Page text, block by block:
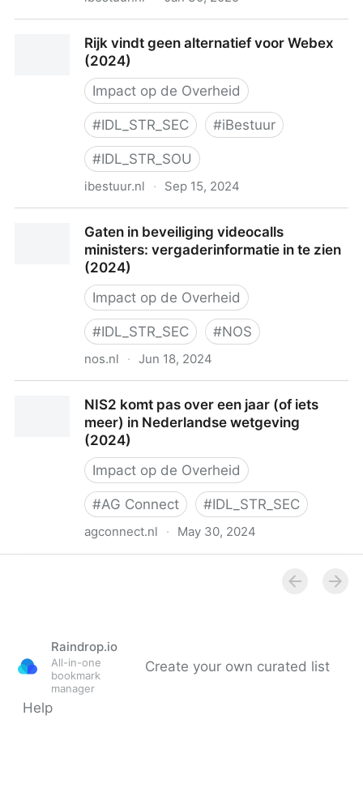
Centric (2025)Rijk vindt geen alternatief voor Webex
(2024)
Impact op de Overheid
#IDL_STR_SEC #iBestuur
#IDL_STR_SOU
ibestuur.nl · Sep 15, 2024
Gaten in beveiliging videocalls
ministers: vergaderinformatie in te zien
(2024)
Impact op de Overheid
#IDL_STR_SEC #NOS
nos.nl · Jun 18, 2024
vergaderinformatie in te zien (2024)
NIS2 komt pas over een jaar (of iets
meer) in Nederlandse wetgeving
(2024)
Impact op de Overheid
#AG Connect #IDL_STR_SEC
agconnect.nl · May 30, 2024
Raindrop.io
All-in-one
bookmark
manager
Create your own curated list
Help